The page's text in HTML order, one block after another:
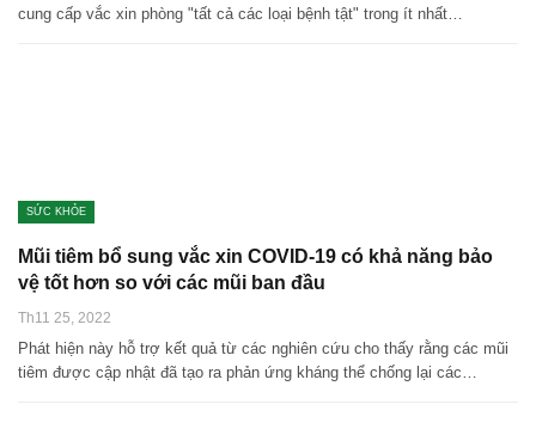
cung cấp vắc xin phòng "tất cả các loại bệnh tật" trong ít nhất…
SỨC KHỎE
Mũi tiêm bổ sung vắc xin COVID-19 có khả năng bảo
vệ tốt hơn so với các mũi ban đầu
Th11 25, 2022
Phát hiện này hỗ trợ kết quả từ các nghiên cứu cho thấy rằng các mũi
tiêm được cập nhật đã tạo ra phản ứng kháng thể chống lại các…